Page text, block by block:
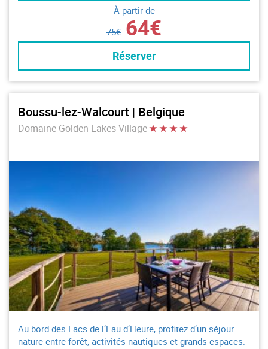
À partir de
75€ 64€
Réserver
Boussu-lez-Walcourt | Belgique
Domaine Golden Lakes Village
Au bord des Lacs de l’Eau d’Heure, profitez d’un séjour
nature entre forêt, activités nautiques et grands espaces.